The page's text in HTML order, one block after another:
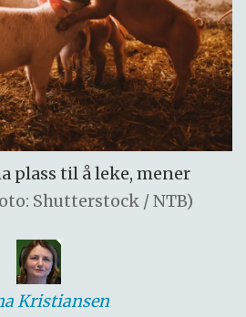
plass til å leke, mener
Shutterstock / NTB)
Kristiansen